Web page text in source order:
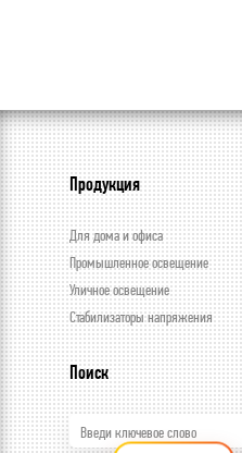
Продукция
Для дома и офиса
Промышленное освещение
Уличное освещение
Стабилизаторы напряжения
Поиск
Введи ключевое слово